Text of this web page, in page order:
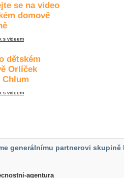
se na video
domově
dětském
Orlíček
Chlum
generálnímu partnerovi skupině